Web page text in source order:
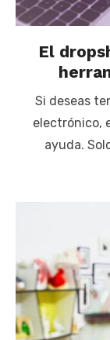
El
Si deseas
electrónico,
ayuda.